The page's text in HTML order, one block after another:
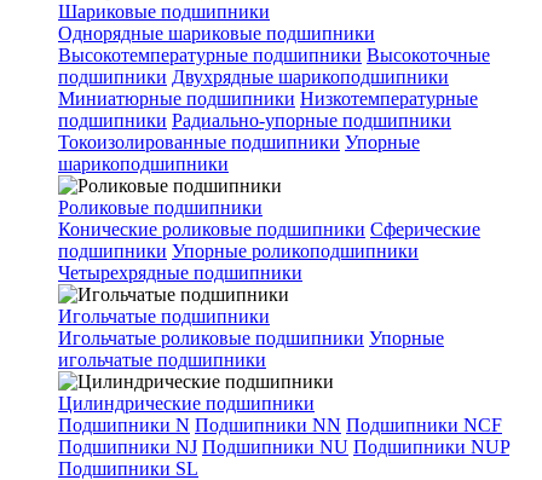
Шариковые подшипники
Однорядные шариковые подшипники
Высокотемпературные подшипники Высокоточные
подшипники Двухрядные шарикоподшипники
Миниатюрные подшипники Низкотемпературные
подшипники Радиально-упорные подшипники
Токоизолированные подшипники Упорные
шарикоподшипники
Роликовые подшипники
Конические роликовые подшипники Сферические
подшипники Упорные роликоподшипники
Четырехрядные подшипники
Игольчатые подшипники
Игольчатые роликовые подшипники Упорные
игольчатые подшипники
Цилиндрические подшипники
Подшипники N Подшипники NN Подшипники NCF
Подшипники NJ Подшипники NU Подшипники NUP
Подшипники SL